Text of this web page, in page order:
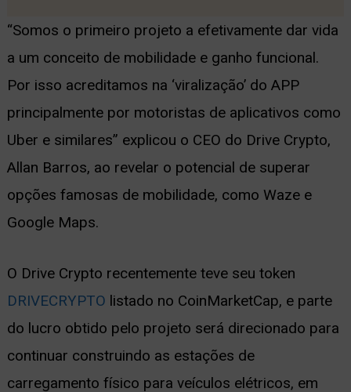
“Somos o primeiro projeto a efetivamente dar vida
a um conceito de mobilidade e ganho funcional.
Por isso acreditamos na ‘viralização’ do APP
principalmente por motoristas de aplicativos como
Uber e similares” explicou o CEO do Drive Crypto,
Allan Barros, ao revelar o potencial de superar
opções famosas de mobilidade, como Waze e
Google Maps.
O Drive Crypto recentemente teve seu token
DRIVECRYPTO listado no CoinMarketCap, e parte
do lucro obtido pelo projeto será direcionado para
continuar construindo as estações de
carregamento físico para veículos elétricos, em